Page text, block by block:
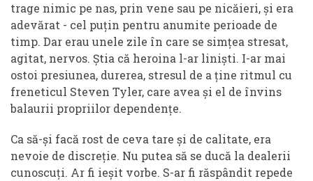
trage nimic pe nas, prin vene sau pe nicăieri, și era
adevărat - cel puțin pentru anumite perioade de
timp. Dar erau unele zile în care se simțea stresat,
agitat, nervos. Știa că heroina l-ar liniști. I-ar mai
ostoi presiunea, durerea, stresul de a ține ritmul cu
freneticul Steven Tyler, care avea și el de învins
balaurii propriilor dependențe.
Ca să-și facă rost de ceva tare și de calitate, era
nevoie de discreție. Nu putea să se ducă la dealerii
cunoscuți. Ar fi ieșit vorbe. S-ar fi răspândit repede